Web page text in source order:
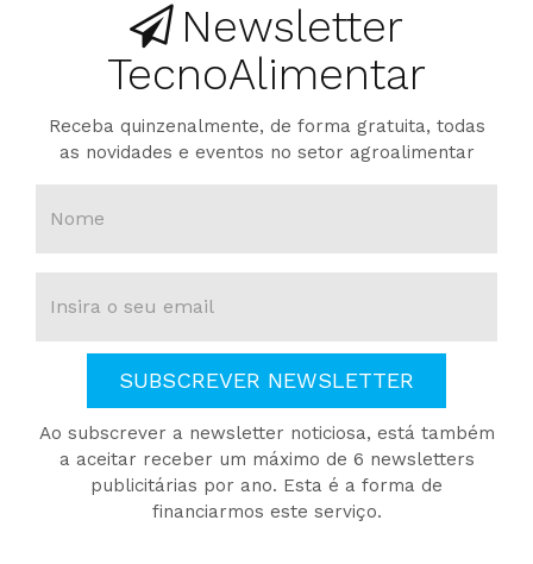
Newsletter
TecnoAlimentar
Receba quinzenalmente, de forma gratuita, todas
as novidades e eventos no setor agroalimentar
SUBSCREVER NEWSLETTER
Ao subscrever a newsletter noticiosa, está também
a aceitar receber um máximo de 6 newsletters
publicitárias por ano. Esta é a forma de
financiarmos este serviço.